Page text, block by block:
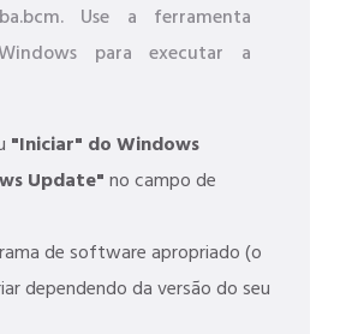
Use a ferramenta
para executar a
"Iniciar" do Windows
Update"no campo de
de software apropriado (o
dependendo da versão do seu